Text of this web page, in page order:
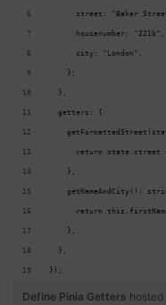
street: "Baker
      housenumber: "221b",
      city: "London",
    };
  },
  getters: {
return state.street
    },
getNameAndCity():
return
    },
  },
});
Define Pinia Getters